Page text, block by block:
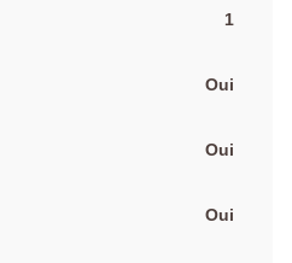
1
Oui
Oui
Oui